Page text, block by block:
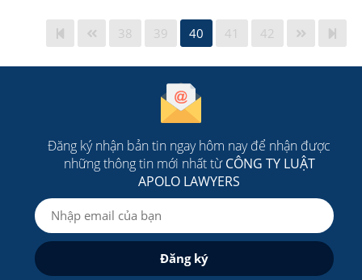
38 39 40 41 42
Đăng ký nhận bản tin ngay hôm nay để nhận được
những thông tin mới nhất từCÔNG TY LUẬT
APOLO LAWYERS